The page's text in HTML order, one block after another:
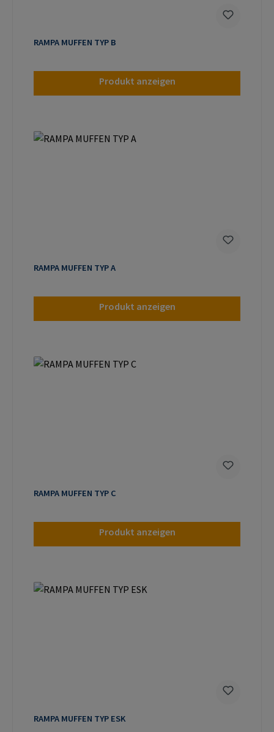
RAMPA MUFFEN TYP B
Produkt anzeigen
RAMPA MUFFEN TYP A
Produkt anzeigen
RAMPA MUFFEN TYP C
Produkt anzeigen
RAMPA MUFFEN TYP ESK